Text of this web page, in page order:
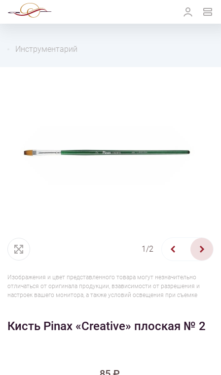
Инструментарий
1/2
Изображения и цвет представленного товара могут незначительно
отличаться от оригинала продукции, взависимости от разрешения и
настроек вашего монитора, а также условий освещения при съемке
Кисть Pinax «Creative» плоская № 2